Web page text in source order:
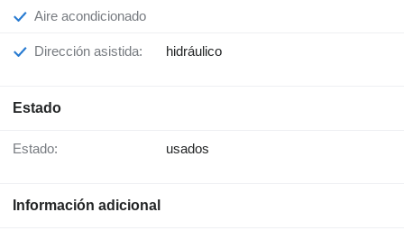
Aire acondicionado
Dirección asistida: hidráulico
Estado
Estado: usados
Información adicional